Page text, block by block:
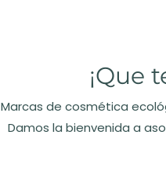
¡Que
Marcas de cosmética
Damos la bienvenida a